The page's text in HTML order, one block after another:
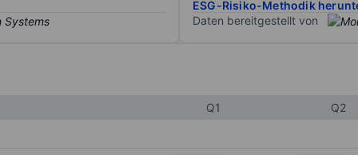
ESG-Risiko-Methodik
Daten bereitgestellt von
Q1 Q2